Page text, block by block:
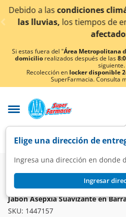
< div class="carousel-inner">
ocasionadas por
podrían verse
Si estas fuera del "Área Metropolitana
domicilio realizados después de las
siguiente.
Recolección en locker disponible
SuperFarmacia. Consulta
Elige una dirección de
Ingresa una dirección en donde
Ingresar
Super Higiene y Belleza
Tratamientos Faciales
ASEPXIA
Jabón Asepxia Suavizante en
SKU: 1447157